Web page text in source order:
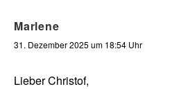
Marlene
31. Dezember 2025 um 18:54 Uhr
Lieber Christof,